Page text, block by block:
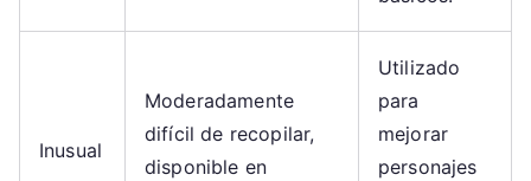
Inusual
Moderadamente
difícil de recopilar,
disponible en
Utilizado
para
mejorar
personajes